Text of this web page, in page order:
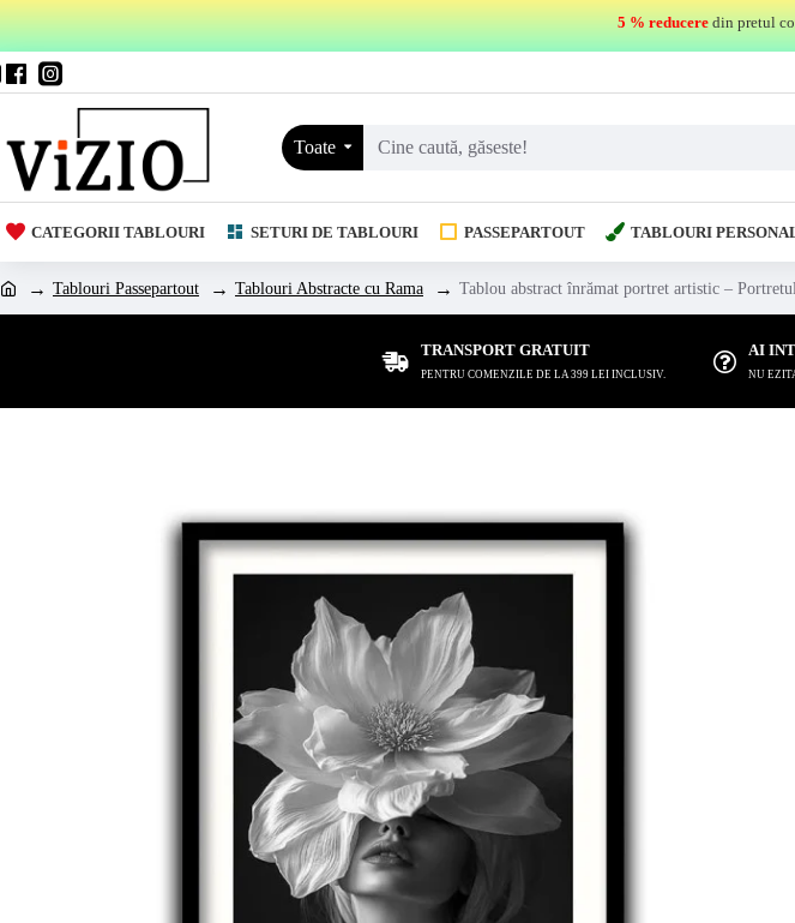
5 % reducere din pretul
Toate
CATEGORII TABLOURI SETURI DE TABLOURI PASSEPARTOUT TABLOURI
Tablouri Passepartout Tablouri Abstracte cu Rama Tablou abstract înrămat portret artistic –
TRANSPORT GRATUIT
PENTRU COMENZILE DE LA 399 LEI INCLUSIV.
AI
NU